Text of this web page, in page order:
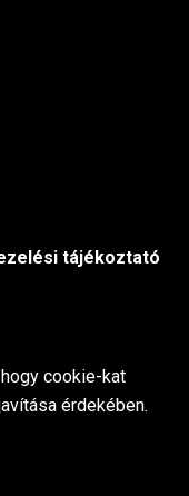
tájékoztató
cookie-kat
érdekében.